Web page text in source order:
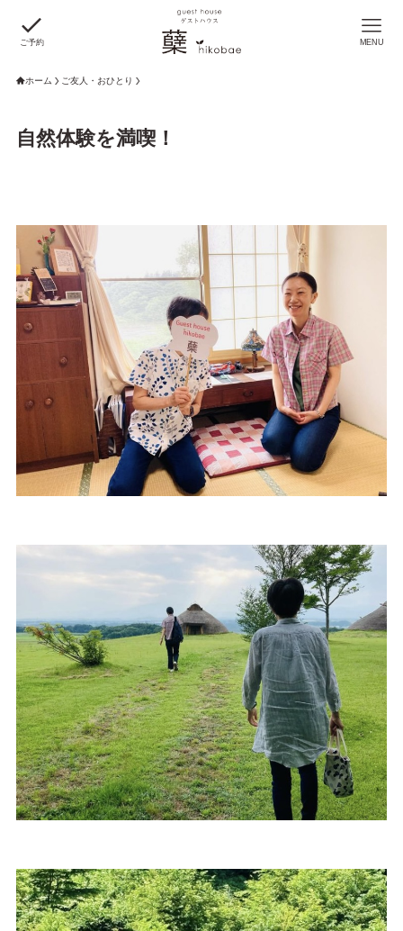
ご予約 MENU
ホーム ご友人・おひとり
自然体験を満喫！